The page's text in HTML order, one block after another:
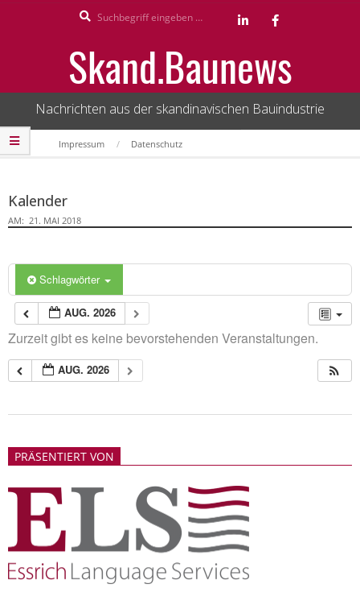
Skand.Baunews
Nachrichten aus der skandinavischen Bauindustrie
Secondary
Navigation
Impressum Datenschutz
Kalender
AM: 21. MAI 2018
Schlagwörter
AUG. 2026
Zurzeit gibt es keine bevorstehenden Veranstaltungen.
AUG. 2026
21PRÄSENTIERT VON